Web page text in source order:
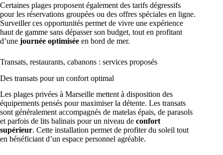
Certaines plages proposent également des tarifs dégressifs
pour les réservations groupées ou des offres spéciales en ligne.
Surveiller ces opportunités permet de vivre une expérience
haut de gamme sans dépasser son budget, tout en profitant
d’une journée optimisée en bord de mer.
Transats, restaurants, cabanons : services proposés
Des transats pour un confort optimal
Les plages privées à Marseille mettent à disposition des
équipements pensés pour maximiser la détente. Les transats
sont généralement accompagnés de matelas épais, de parasols
et parfois de lits balinais pour un niveau de confort
supérieur. Cette installation permet de profiter du soleil tout
en bénéficiant d’un espace personnel agréable.